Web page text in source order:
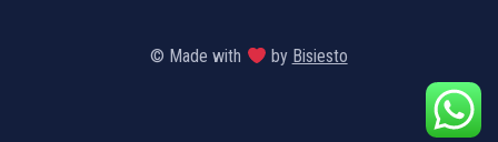
© Made with by Bisiesto